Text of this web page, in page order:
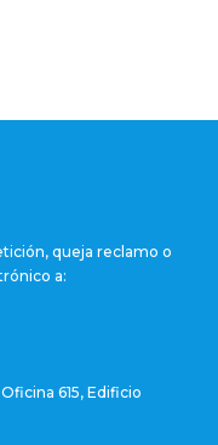
queja reclamo o
a:
615, Edificio